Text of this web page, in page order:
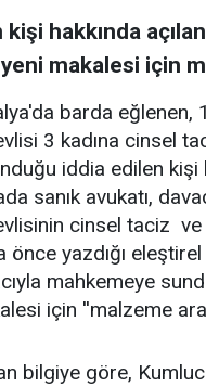
hakkında
makalesi için
barda eğlenen,
3 kadına cinsel
iddia edilen kişi
sanık avukatı,
cinsel taciz
önce yazdığı
mahkemeye
için ''malzeme
bilgiye göre,